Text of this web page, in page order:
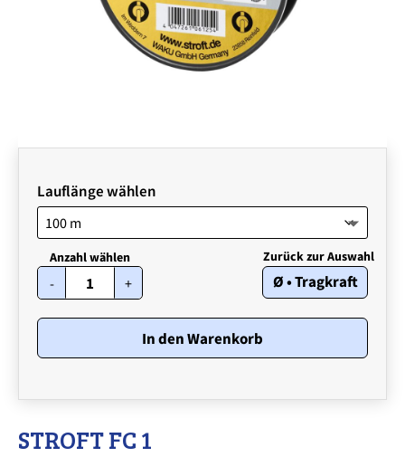
Lauflänge wählen
- STROFT
FC1
•
0,24
Menge
+ Ø • Tragkraft
In den Warenkorb
STROFT FC 1